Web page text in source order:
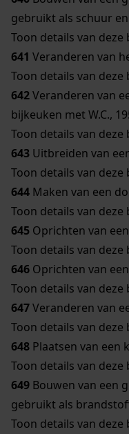
gebruikt als schuur
Toon details van deze
641 Veranderen van
Toon details van deze
642Veranderen van
bijkeuken met W.C.,
Toon details van deze
643 Uitbreiden van
Toon details van deze
644 Maken van een
Toon details van deze
645 Oprichten van
Toon details van deze
646 Oprichten van
Toon details van deze
647Veranderen van
Toon details van deze
648 Plaatsen van een
Toon details van deze
649 Bouwen van een
gebruikt als
Toon details van deze